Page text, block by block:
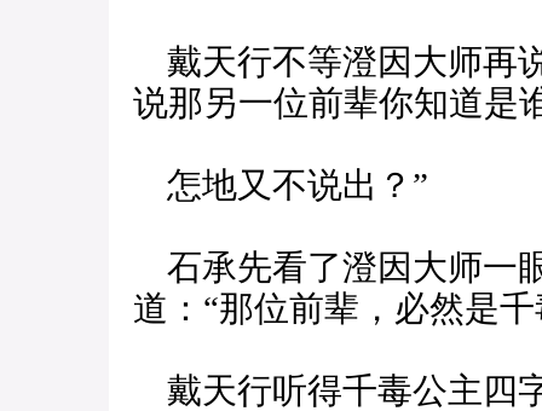
戴天行不等澄因大师再
说那另一位前辈你知道是
怎地又不说出？”
石承先看了澄因大师一
道：“那位前辈，必然是
戴天行听得千毒公主四